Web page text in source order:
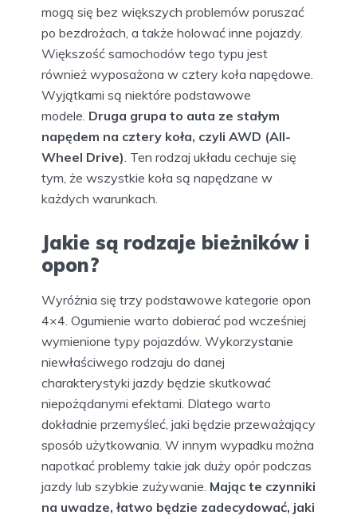
mogą się bez większych problemów poruszać
po bezdrożach, a także holować inne pojazdy.
Większość samochodów tego typu jest
również wyposażona w cztery koła napędowe.
Wyjątkami są niektóre podstawowe
modele. Druga grupa to auta ze stałym
napędem na cztery koła, czyli AWD (All-
Wheel Drive) . Ten rodzaj układu cechuje się
tym, że wszystkie koła są napędzane w
każdych warunkach.
Jakie są rodzaje bieżników i
opon?
Wyróżnia się trzy podstawowe kategorie opon
4×4. Ogumienie warto dobierać pod wcześniej
wymienione typy pojazdów. Wykorzystanie
niewłaściwego rodzaju do danej
charakterystyki jazdy będzie skutkować
niepożądanymi efektami. Dlatego warto
dokładnie przemyśleć, jaki będzie przeważający
sposób użytkowania. W innym wypadku można
napotkać problemy takie jak duży opór podczas
jazdy lub szybkie zużywanie. Mając te czynniki
na uwadze, łatwo będzie zadecydować, jaki